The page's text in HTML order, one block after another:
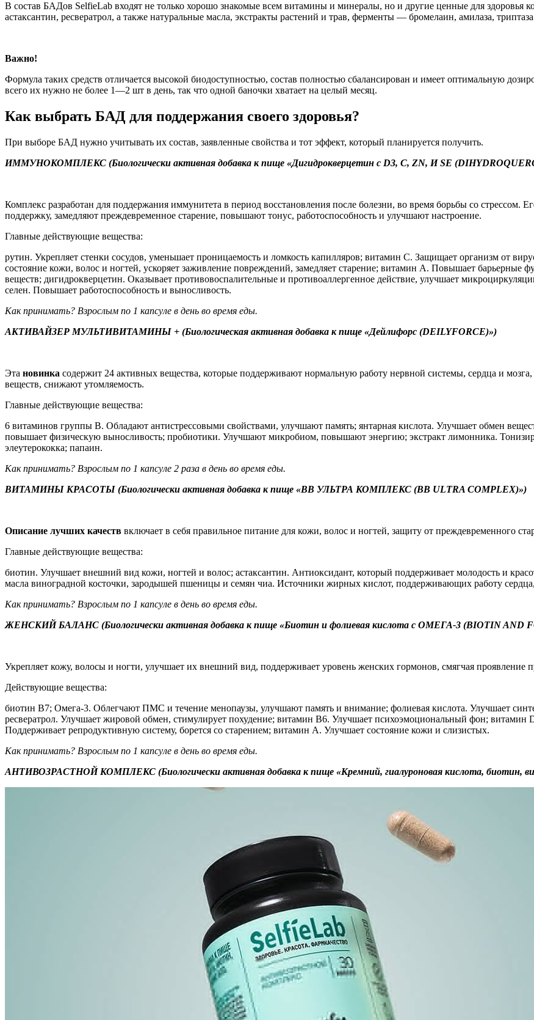
В состав БАДов SelfieLab входят не только хорошо знакомые всем витамины и минералы, но и другие ценные для
астаксантин, ресвератрол, а также натуральные масла, экстракты растений и трав, ферменты — бромелаин, амилаза,
Важно!
Формула таких средств отличается высокой биодоступностью, состав полностью сбалансирован и имеет оптимальную
всего их нужно не более 1—2 шт в день, так что одной баночки хватает на целый месяц.
Как выбрать БАД для поддержания своего здоровья?
При выборе БАД нужно учитывать их состав, заявленные свойства и тот эффект, который планируется получить.
ИММУНОКОМПЛЕКС (Биологически активная добавка к пище «Дигидрокверцетин с D3, C, ZN, И SE
Комплекс разработан для поддержания иммунитета в период восстановления после болезни, во время борьбы со
поддержку, замедляют преждевременное старение, повышают тонус, работоспособность и улучшают настроение.
Главные действующие вещества:
рутин. Укрепляет стенки сосудов, уменьшает проницаемость и ломкость капилляров; витамин С. Защищает организм от
состояние кожи, волос и ногтей, ускоряет заживление повреждений, замедляет старение; витамин А. Повышает барьерные
веществ; дигидрокверцетин. Оказывает противовоспалительные и противоаллергенное действие, улучшает
селен. Повышает работоспособность и выносливость.
Как принимать? Взрослым по 1 капсуле в день во время еды.
АКТИВАЙЗЕР МУЛЬТИВИТАМИНЫ + (Биологическая активная добавка к пище «Дейлифорс (DEILYFORCE)»)
Эта новинка содержит 24 активных вещества, которые поддерживают нормальную работу нервной системы, сердца и
веществ, снижают утомляемость.
Главные действующие вещества:
6 витаминов группы В. Обладают антистрессовыми свойствами, улучшают память; янтарная кислота. Улучшает обмен
повышает физическую выносливость; пробиотики. Улучшают микробиом, повышают энергию; экстракт лимонника.
элеутерококка; папаин.
Как принимать? Взрослым по 1 капсуле 2 раза в день во время еды.
ВИТАМИНЫ КРАСОТЫ (Биологически активная добавка к пище «ВВ УЛЬТРА КОМПЛЕКС (BB ULTRA COMPLEX)»)
Описание лучших качеств включает в себя правильное питание для кожи, волос и ногтей, защиту от преждевременного
Главные действующие вещества:
биотин. Улучшает внешний вид кожи, ногтей и волос; астаксантин. Антиоксидант, который поддерживает молодость и
масла виноградной косточки, зародышей пшеницы и семян чиа. Источники жирных кислот, поддерживающих работу
Как принимать? Взрослым по 1 капсуле в день во время еды.
ЖЕНСКИЙ БАЛАНС (Биологически активная добавка к пище «Биотин и фолиевая кислота с ОМЕГА-3 (BIOTIN AND
Укрепляет кожу, волосы и ногти, улучшает их внешний вид, поддерживает уровень женских гормонов, смягчая
Действующие вещества:
биотин В7; Омега-3. Облегчают ПМС и течение менопаузы, улучшают память и внимание; фолиевая кислота. Улучшает
ресвератрол. Улучшает жировой обмен, стимулирует похудение; витамин В6. Улучшает психоэмоциональный фон; витамин
Поддерживает репродуктивную систему, борется со старением; витамин А. Улучшает состояние кожи и слизистых.
Как принимать? Взрослым по 1 капсуле в день во время еды.
АНТИВОЗРАСТНОЙ КОМПЛЕКС (Биологически активная добавка к пище «Кремний, гиалуроновая кислота, биотин,